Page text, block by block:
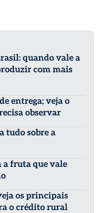
quando vale a
com mais
entrega; veja o
observar
tudo sobre a
a fruta que vale
os principais
o crédito rural